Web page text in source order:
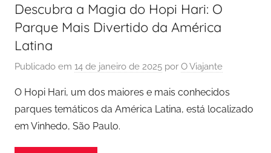
Descubra a Magia do Hopi Hari: O
Parque Mais Divertido da América
Latina
Publicado em 14 de janeiro de 2025 por O Viajante
O Hopi Hari, um dos maiores e mais conhecidos
parques temáticos da América Latina, está localizado
em Vinhedo, São Paulo.